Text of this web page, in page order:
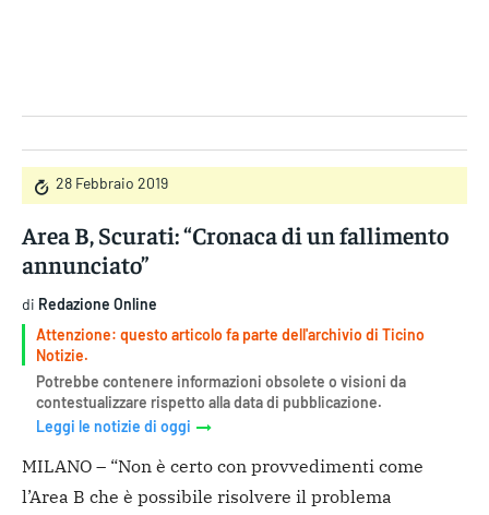
28 Febbraio 2019
Area B, Scurati: “Cronaca di un fallimento
annunciato”
di Redazione Online
Attenzione: questo articolo fa parte dell'archivio di Ticino
Notizie.
Potrebbe contenere informazioni obsolete o visioni da
contestualizzare rispetto alla data di pubblicazione.
Leggi le notizie di oggi
MILANO – “Non è certo con provvedimenti come
l’Area B che è possibile risolvere il problema